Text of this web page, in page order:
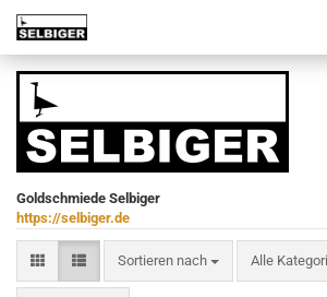
Goldschmiede Selbiger
https://selbiger.de
Sortieren nach
Sortieren nach Alle